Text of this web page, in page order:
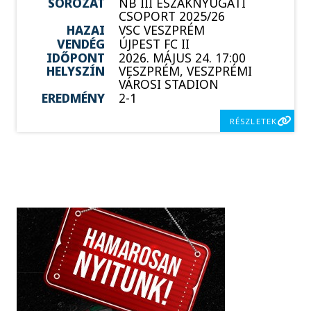
CSOPORT 2025/26
HAZAI
VSC VESZPRÉM
VENDÉG
ÚJPEST FC II
IDŐPONT
2026. MÁJUS 24. 17:00
HELYSZÍN
VESZPRÉM, VESZPRÉMI
VÁROSI STADION
EREDMÉNY
2-1
RÉSZLETEK